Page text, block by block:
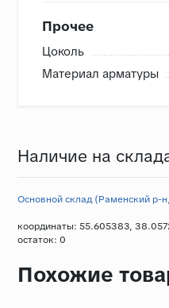
Прочее
Цоколь
Материал арматуры
Наличие на
Основной склад (Раменский р-
координаты: 55.605383,
остаток: 0
Похожие